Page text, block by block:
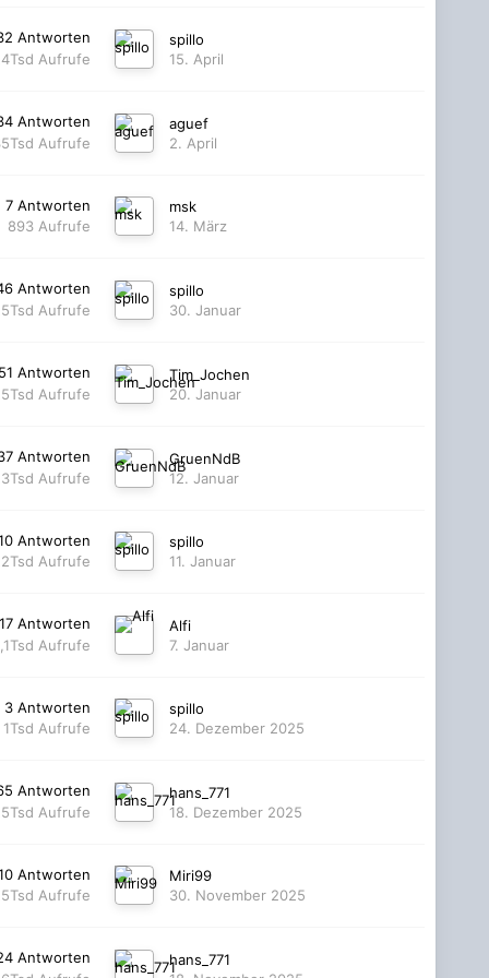
Antworten
Aufrufe
spillo
15. April
Antworten
Aufrufe
aguef
2. April
7 Antworten
893 Aufrufe
msk
14. März
Antworten
Aufrufe
spillo
30. Januar
51 Antworten
Aufrufe
Tim_Jochen
20. Januar
Antworten
Aufrufe
GruenNdB
12. Januar
Antworten
Aufrufe
spillo
11. Januar
17 Antworten
Aufrufe
Alfi
7. Januar
3 Antworten
1Tsd Aufrufe
spillo
24. Dezember 2025
Antworten
Aufrufe
hans_771
18. Dezember 2025
Antworten
Aufrufe
Miri99
30. November 2025
Antworten
hans_771